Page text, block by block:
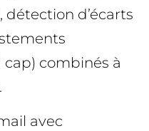
détection d’écarts
combinés à
avec